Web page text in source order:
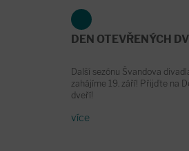
DEN OTEVŘENÝCH
Další sezónu Švandova
zahájíme 19. září! Přijďte na
dveří!
více